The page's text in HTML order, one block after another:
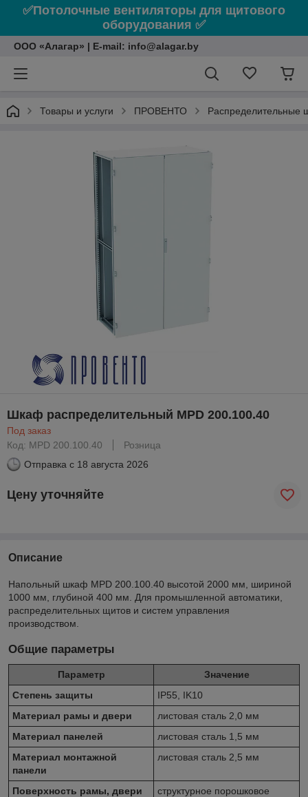
✅Потолочные вентиляторы для щитового
оборудования ✅
ООО «Алагар» | E-mail: info@alagar.by
Товары и услуги ПРОВЕНТО
Шкаф распределительный MPD 200.100.40
Под заказ
Код: MPD 200.100.40
Розница
Отправка с 18 августа 2026
Цену уточняйте
Описание
Напольный шкаф MPD 200.100.40 высотой 2000 мм, шириной
1000 мм, глубиной 400 мм. Для промышленной автоматики,
распределительных щитов и систем управления
производством.
Общие параметры
Параметр
Значение
Степень защиты
IP55, IK10
Материал рамы и двери
листовая сталь 2,0 мм
Материал панелей
листовая сталь 1,5 мм
Материал монтажной
панели
листовая сталь 2,5 мм
Поверхность рамы, двери
структурное порошковое